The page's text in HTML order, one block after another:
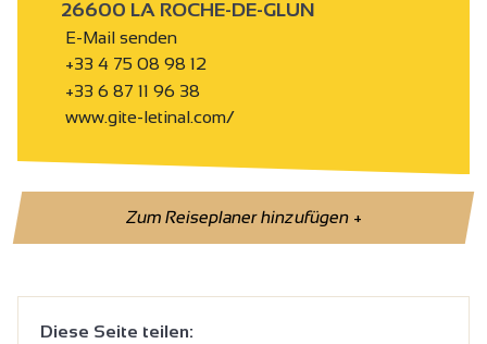
26600 LA ROCHE-DE-GLUN
E-Mail senden
+33 4 75 08 98 12
+33 6 87 11 96 38
www.gite-letinal.com/
Zum Reiseplaner hinzufügen+
Diese Seite teilen: